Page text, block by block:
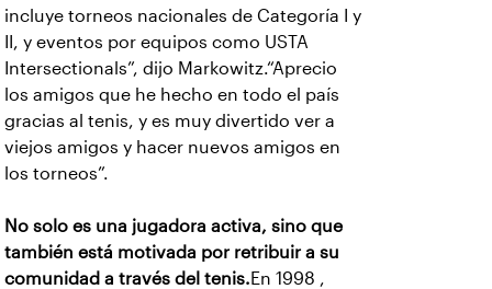
incluye torneos nacionales de Categoría I y
II, y eventos por equipos como USTA
Intersectionals”, dijo Markowitz.“Aprecio
los amigos que he hecho en todo el país
gracias al tenis, y es muy divertido ver a
viejos amigos y hacer nuevos amigos en
los torneos”.
No solo es una jugadora activa, sino que
también está motivada por retribuir a su
comunidad a través del tenis.En 1998 ,